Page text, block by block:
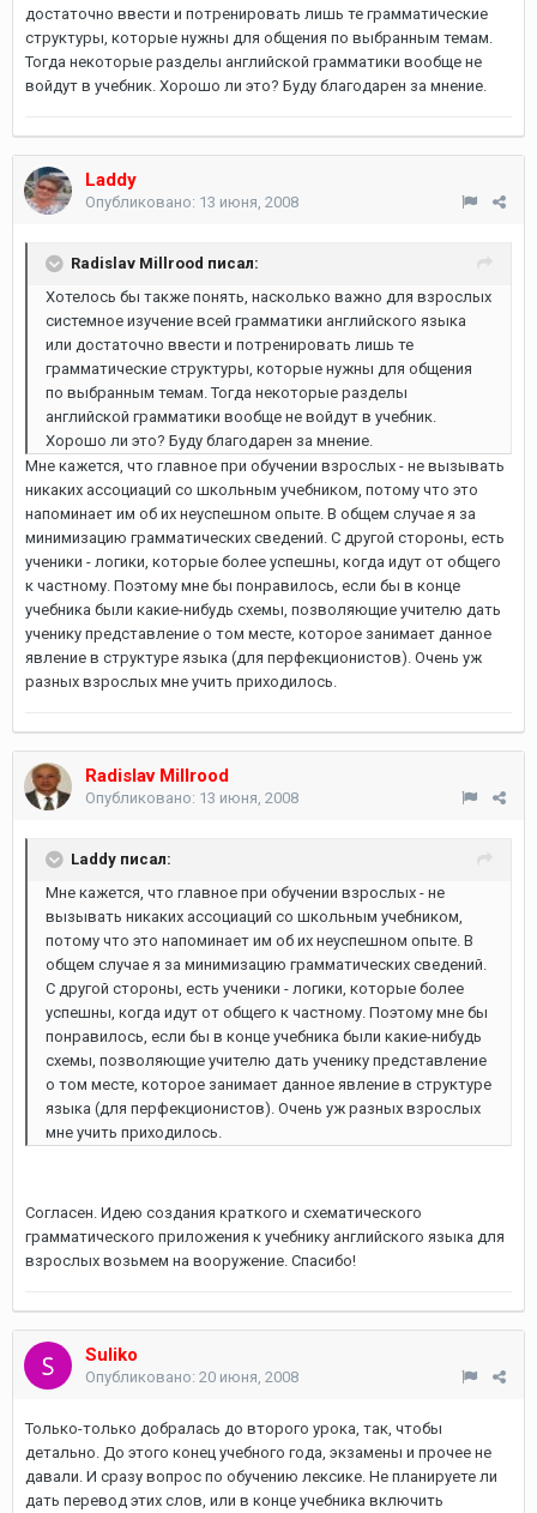
достаточно ввести и потренировать лишь те грамматические
структуры, которые нужны для общения по выбранным темам.
Тогда некоторые разделы английской грамматики вообще не
войдут в учебник. Хорошо ли это? Буду благодарен за мнение.
Laddy
Опубликовано: 13 июня, 2008
Radislav Millrood писал:
Хотелось бы также понять, насколько важно для взрослых
системное изучение всей грамматики английского языка
или достаточно ввести и потренировать лишь те
грамматические структуры, которые нужны для общения
по выбранным темам. Тогда некоторые разделы
английской грамматики вообще не войдут в учебник.
Хорошо ли это? Буду благодарен за мнение.
Мне кажется, что главное при обучении взрослых - не вызывать
никаких ассоциаций со школьным учебником, потому что это
напоминает им об их неуспешном опыте. В общем случае я за
минимизацию грамматических сведений. С другой стороны, есть
ученики - логики, которые более успешны, когда идут от общего
к частному. Поэтому мне бы понравилось, если бы в конце
учебника были какие-нибудь схемы, позволяющие учителю дать
ученику представление о том месте, которое занимает данное
явление в структуре языка (для перфекционистов). Очень уж
разных взрослых мне учить приходилось.
Radislav Millrood
Опубликовано: 13 июня, 2008
Laddy писал:
Мне кажется, что главное при обучении взрослых - не
вызывать никаких ассоциаций со школьным учебником,
потому что это напоминает им об их неуспешном опыте. В
общем случае я за минимизацию грамматических сведений.
С другой стороны, есть ученики - логики, которые более
успешны, когда идут от общего к частному. Поэтому мне бы
понравилось, если бы в конце учебника были какие-нибудь
схемы, позволяющие учителю дать ученику представление
о том месте, которое занимает данное явление в структуре
языка (для перфекционистов). Очень уж разных взрослых
мне учить приходилось.
Согласен. Идею создания краткого и схематического
грамматического приложения к учебнику английского языка для
взрослых возьмем на вооружение. Спасибо!
Suliko
Опубликовано: 20 июня, 2008
Только-только добралась до второго урока, так, чтобы
детально. До этого конец учебного года, экзамены и прочее не
давали. И сразу вопрос по обучению лексике. Не планируете ли
дать перевод этих слов, или в конце учебника включить